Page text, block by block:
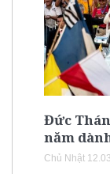
Đức
năm
Chủ Nhật